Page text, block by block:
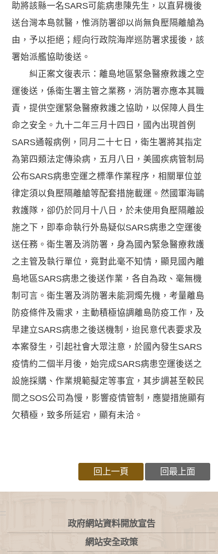
助將該縣一名SARS可能病患陳先生，以直昇機後
送台灣本島就醫，惟消防署卻以尚無負壓隔離艙為
由，予以拒絕；經向行政院海岸巡防署求援後，該
署始派艦協助後送。
糾正案文復表示：離島地區緊急醫療救護之空
運後送，係衛生署主管之業務，消防署亦應本其職
責，提供空運緊急醫療救護之協助，以保障人員生
命之安全。九十二年三月十四日，國內出現首例
SARS通報病例，同月二十七日，衛生署將其指定
為第四類法定傳染病，五月八日，美國疾病管制局
公布SARS病患空運之標準作業程序，相關單位並
律定須以負壓隔離艙等配套措施載運。然國軍海鷗
救護隊，卻仍於同月十八日，於未使用負壓隔離設
施之下，即奉命執行外島疑似SARS病患之空運後
送任務。衛生署及消防署，身為國內緊急醫療救護
之主管及執行單位，竟對此毫不知情，顯見國內離
島地區SARS病患之後送作業，各自為政、毫無機
制可言。衛生署及消防署未能洞燭先機，考量離島
防疫條件及需求，主動積極協調離島防疫工作，及
早建立SARS病患之後送機制，迨民意代表要求及
本案發生，引起社會大眾注意，於國內發生SARS
疫情約二個半月後，始完成SARS病患空運後送之
設施採購、作業規範擬定等事宜，其步調甚至較民
間之SOS公司為慢，影響疫情管制，應變措施顯有
欠積極，致多所延宕，顯有未洽。
回上一頁 回最上面
:::
政府網站資料開放宣告
網站安全政策